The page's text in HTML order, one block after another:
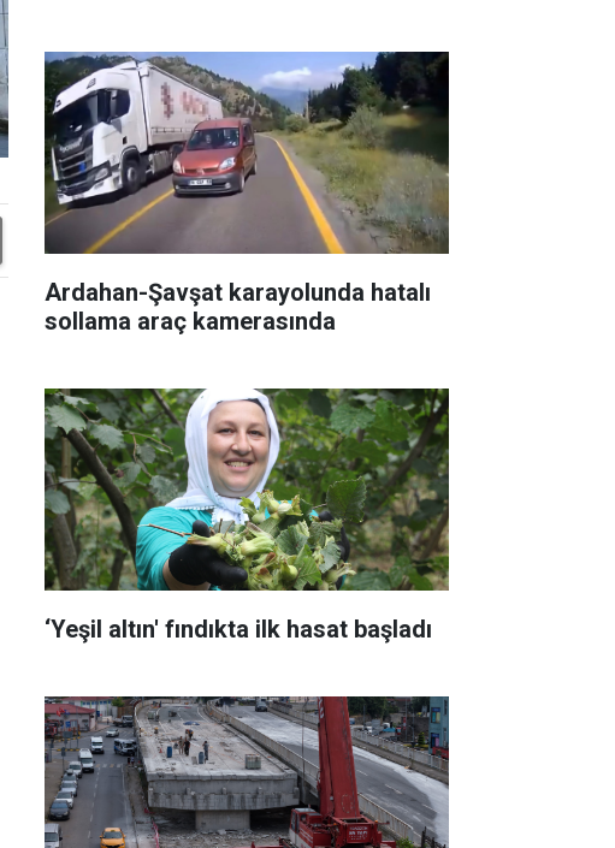
Ardahan-Şavşat karayolunda hatalı
sollama araç kamerasında
‘Yeşil altın' fındıkta ilk hasat başladı